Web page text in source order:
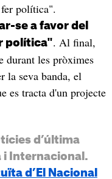
política".
se a favor del
política". Al final,
durant les pròximes
la seva banda, el
es tracta d'un projecte
d’última
i Internacional.
d’El Nacional